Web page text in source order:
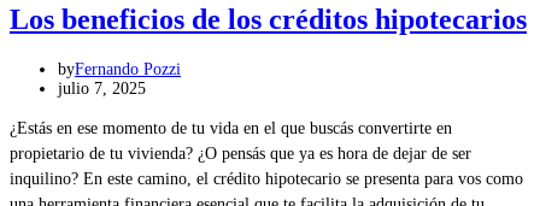
Los beneficios de los créditos hipotecarios
byFernando Pozzi
julio 7, 2025
¿Estás en ese momento de tu vida en el que buscás convertirte en
propietario de tu vivienda? ¿O pensás que ya es hora de dejar de ser
inquilino? En este camino, el crédito hipotecario se presenta para vos como